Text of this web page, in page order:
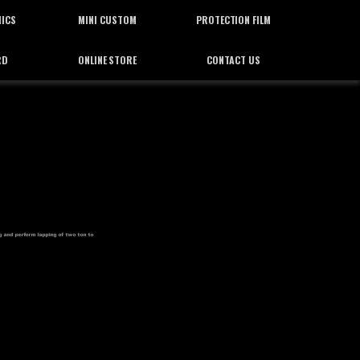
クス
MINI CUSTOM
ミニカスタム
PROTECTION FILM
プロテクション フィルム
ONLINE STORE CONTACT US